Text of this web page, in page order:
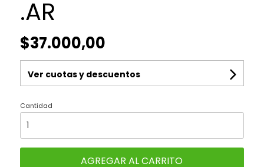
.AR
$37.000,00
Ver cuotas y descuentos
Cantidad
AGREGAR AL CARRITO